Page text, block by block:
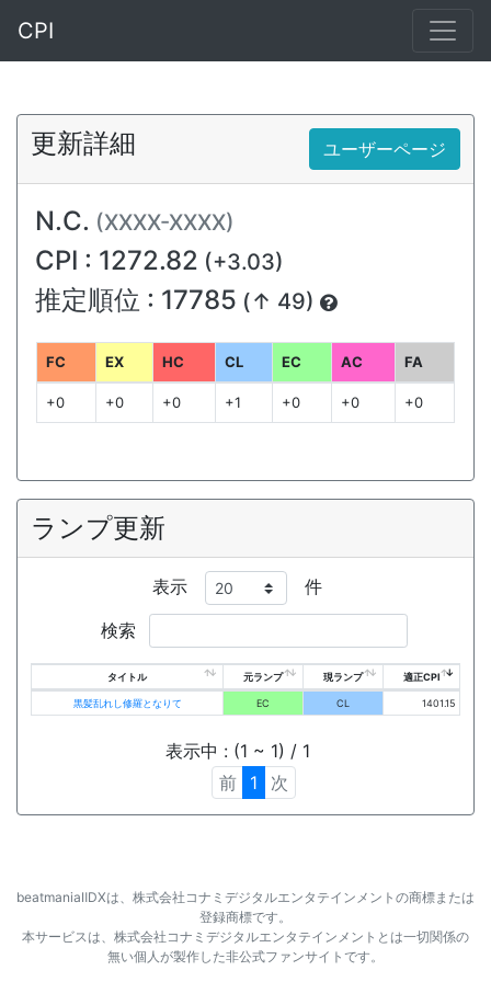
CPI
更新詳細 ユーザーページ
N.C. (XXXX-XXXX)
CPI : 1272.82 (+3.03)
推定順位 : 17785 (↑ 49)
FC EX HC CL EC AC FA
+0 +0 +0 +1 +0 +0 +0
ランプ更新
表示 件
検索
タイトル 元ランプ 現ランプ 適正CPI
黒髪乱れし修羅となりて EC CL 1401.15
表示中 : (1 ~ 1) / 1
前
1 次
beatmaniaⅡDXは、株式会社コナミデジタルエンタテインメントの商標または
登録商標です。
本サービスは、株式会社コナミデジタルエンタテインメントとは一切関係の
無い個人が製作した非公式ファンサイトです。